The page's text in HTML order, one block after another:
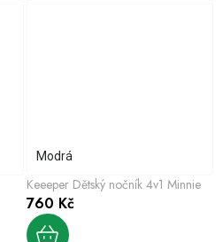
Keeeper Dětský nočník 4v1 Minnie
Modrá
760 Kč